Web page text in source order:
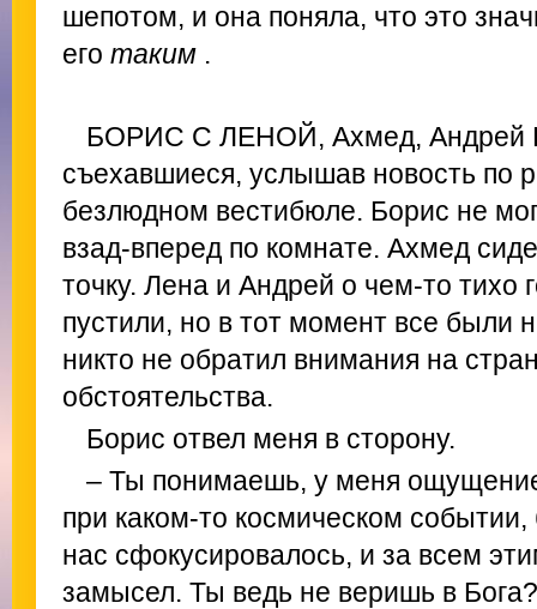
шепотом, и она поняла, что это
его таким .
БОРИС С ЛЕНОЙ, Ахмед, Андрей
съехавшиеся, услышав новость по
безлюдном вестибюле. Борис не
взад-вперед по комнате. Ахмед
точку. Лена и Андрей о чем-то тихо
пустили, но в тот момент все были
никто не обратил внимания на
обстоятельства.
Борис отвел меня в сторону.
– Ты понимаешь, у меня
при каком-то космическом
нас сфокусировалось, и за всем
замысел. Ты ведь не веришь в Бога?